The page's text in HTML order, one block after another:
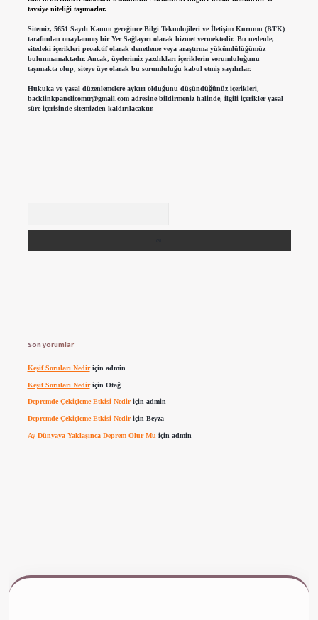
tavsiye niteliği taşımazlar.
Sitemiz, 5651 Sayılı Kanun gereğince Bilgi Teknolojileri ve İletişim Kurumu (BTK)
tarafından onaylanmış bir Yer Sağlayıcı olarak hizmet vermektedir. Bu nedenle,
sitedeki içerikleri proaktif olarak denetleme veya araştırma yükümlülüğümüz
bulunmamaktadır. Ancak, üyelerimiz yazdıkları içeriklerin sorumluluğunu
taşımakta olup, siteye üye olarak bu sorumluluğu kabul etmiş sayılırlar.
Hukuka ve yasal düzenlemelere aykırı olduğunu düşündüğünüz içerikleri,
backlinkpanelicomtr@gmail.comadresine bildirmeniz halinde, ilgili içerikler yasal
süre içerisinde sitemizden kaldırılacaktır.
Son yorumlar
Keşif Soruları Nediriçin admin
Keşif Soruları Nediriçin Otağ
Depremde Çekiçleme Etkisi Nediriçin admin
Depremde Çekiçleme Etkisi Nediriçin Beyza
Ay Dünyaya Yaklaşınca Deprem Olur Mu için admin